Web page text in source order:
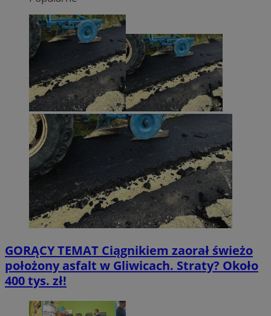
GORĄCY TEMAT Ciągnikiem zaorał świeżo
położony asfalt w Gliwicach. Straty? Około
400 tys. zł!